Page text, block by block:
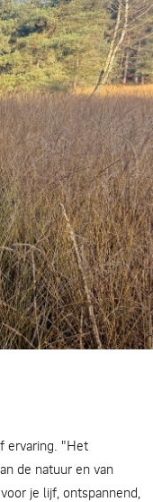
ervaring. "Het
de natuur en van
je lijf, ontspannend,